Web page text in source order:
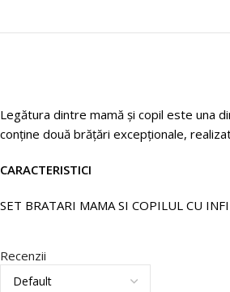
Legătura dintre mamă și copil este una
conține două brățări excepționale,
CARACTERISTICI
SET BRATARI MAMA SI COPILUL CU
Recenzii